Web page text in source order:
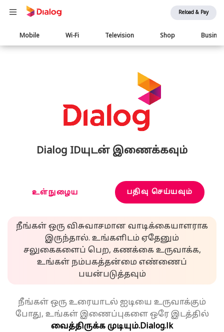
Reload & Pay
Main
navigation
Mobile Wi-Fi Television Shop
Dialog IDயுடன் இணைக்கவும்
உள்நுழைய பதிவு செய்யவும்
நீங்கள் ஒரு விசுவாசமான வாடிக்கையாளராக
இருந்தால். உங்களிடம் ஏதேனும்
சலுகைகளைப் பெற, கணக்கை உருவாக்க,
உங்கள் நம்பகத்தன்மை எண்ணைப்
பயன்படுத்தவும்
நீங்கள் ஒரு உரையாடல் ஐடியை உருவாக்கும்
போது, உங்கள் இணைப்புகளை ஒரே இடத்தில்
வைத்திருக்க முடியும்.Dialog.lk